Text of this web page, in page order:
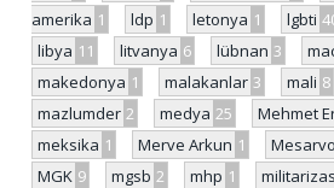
amerika 1 ldp 1 letonya 1 lgbti
libya 11 litvanya 6 lübnan 3
makedonya 1 malakanlar 3 mali 8
mazlumder 2 medya 25 Mehmet
meksika 1 Merve Arkun 1
MGK 9 mgsb 2 mhp 1